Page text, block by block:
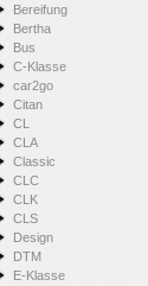
Bereifung
Bertha
Bus
C-Klasse
car2go
Citan
CL
CLA
Classic
CLC
CLK
CLS
Design
DTM
E-Klasse